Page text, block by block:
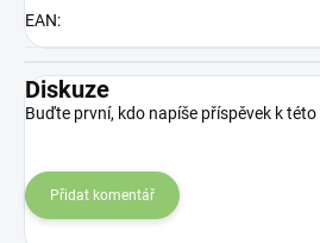
EAN:
Diskuze
Buďte první, kdo napíše příspěvek k této
Přidat komentář